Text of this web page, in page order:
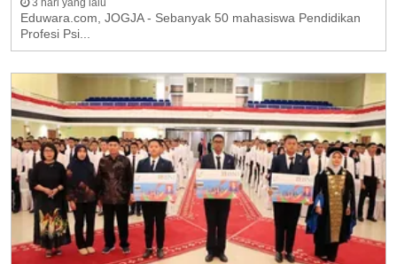
3 hari yang lalu
Eduwara.com, JOGJA - Sebanyak 50 mahasiswa Pendidikan
Profesi Psi...